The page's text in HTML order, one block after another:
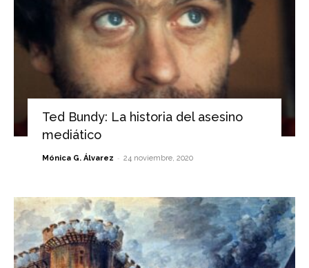
Ted Bundy: La historia del asesino
mediático
Mónica G. Álvarez - 24 noviembre, 2020